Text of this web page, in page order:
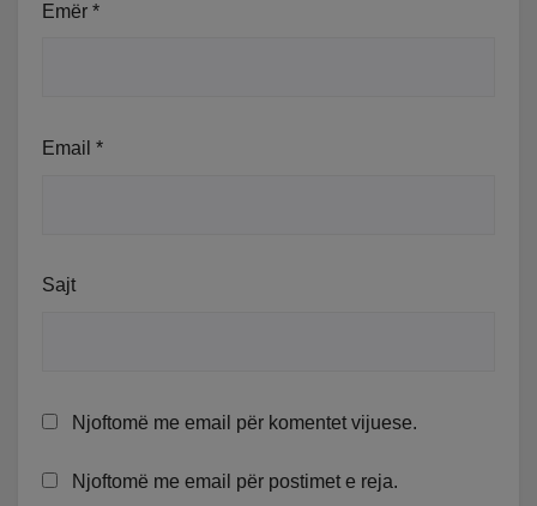
Emër *
Email *
Sajt
Njoftomë me email për komentet vijuese.
Njoftomë me email për postimet e reja.